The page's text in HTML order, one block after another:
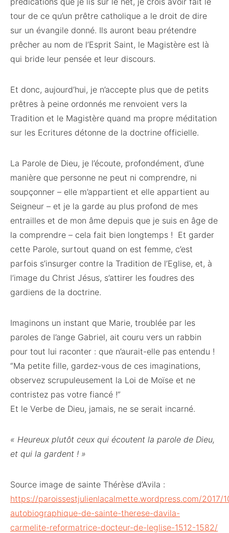
tour de ce qu’un prêtre catholique a le droit de dire
sur un évangile donné. Ils auront beau prétendre
prêcher au nom de l’Esprit Saint, le Magistère est là
qui bride leur pensée et leur discours.
Et donc, aujourd’hui, je n’accepte plus que de petits
prêtres à peine ordonnés me renvoient vers la
Tradition et le Magistère quand ma propre méditation
sur les Ecritures détonne de la doctrine officielle.
La Parole de Dieu, je l’écoute, profondément, d’une
manière que personne ne peut ni comprendre, ni
soupçonner – elle m’appartient et elle appartient au
Seigneur – et je la garde au plus profond de mes
entrailles et de mon âme depuis que je suis en âge de
la comprendre – cela fait bien longtemps ! Et garder
cette Parole, surtout quand on est femme, c’est
parfois s’insurger contre la Tradition de l’Eglise, et, à
l’image du Christ Jésus, s’attirer les foudres des
gardiens de la doctrine.
Imaginons un instant que Marie, troublée par les
paroles de l’ange Gabriel, ait couru vers un rabbin
pour tout lui raconter : que n’aurait-elle pas entendu !
“Ma petite fille, gardez-vous de ces imaginations,
observez scrupuleusement la Loi de Moïse et ne
contristez pas votre fiancé !”
Et le Verbe de Dieu, jamais, ne se serait incarné.
« Heureux plutôt ceux qui écoutent la parole de Dieu,
et qui la gardent ! »
Source image de sainte Thérèse d’Avila :
https://paroissestjulienlacalmette.wordpress.com/2017/
autobiographique-de-sainte-therese-davila-
carmelite-reformatrice-docteur-de-leglise-1512-1582/